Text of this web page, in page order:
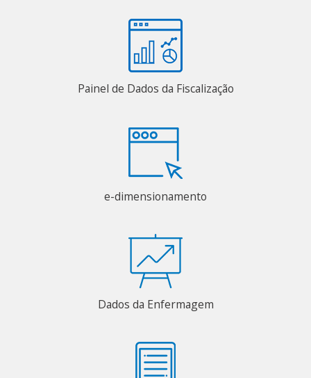
Painel de Dados da Fiscalização
e-dimensionamento
Dados da Enfermagem